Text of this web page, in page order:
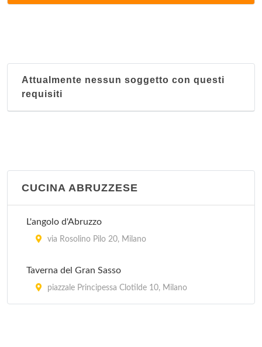
piazza della Repubblica 17, Milano
Ai Corsari
Attualmente nessun soggetto con questi
requisiti
CUCINA ABRUZZESE
L'angolo d'Abruzzo
via Rosolino Pilo 20, Milano
Taverna del Gran Sasso
piazzale Principessa Clotilde 10, Milano